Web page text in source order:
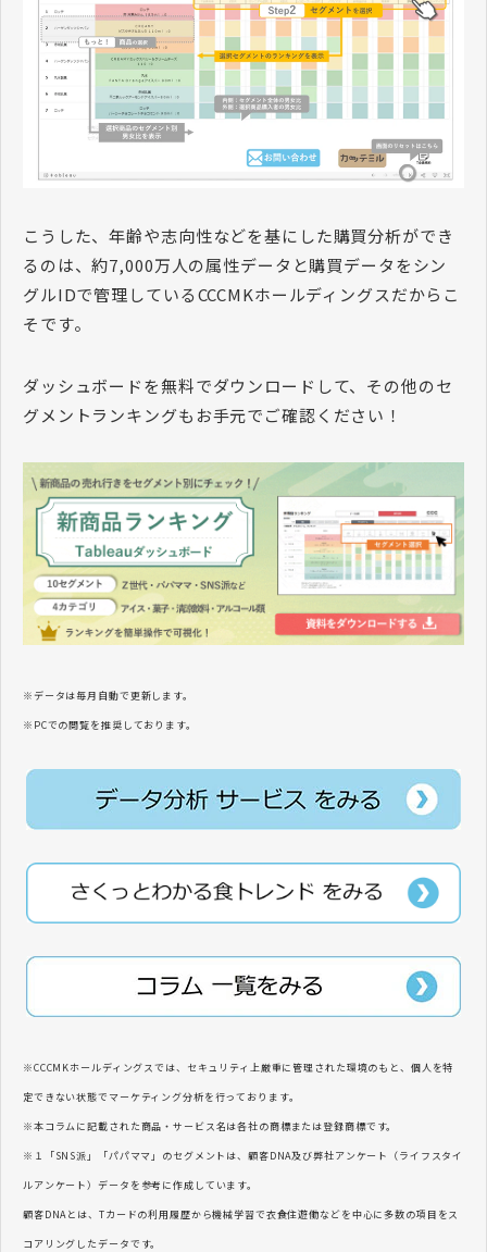
こうした、年齢や志向性などを基にした購買分析ができ
るのは、約7,000万人の属性データと購買データをシン
グルIDで管理しているCCCMKホールディングスだからこ
そです。
ダッシュボードを無料でダウンロードして、その他のセ
グメントランキングもお手元でご確認ください！
※データは毎月自動で更新します。
※PCでの閲覧を推奨しております。
※CCCMKホールディングスでは、セキュリティ上厳重に管理された環境のもと、個人を特
定できない状態でマーケティング分析を行っております。
※本コラムに記載された商品・サービス名は各社の商標または登録商標です。
※１「SNS派」「パパママ」のセグメントは、顧客DNA及び弊社アンケート（ライフスタイ
ルアンケート）データを参考に作成しています。
顧客DNAとは、Tカードの利用履歴から機械学習で衣食住遊働などを中心に多数の項目をス
コアリングしたデータです。